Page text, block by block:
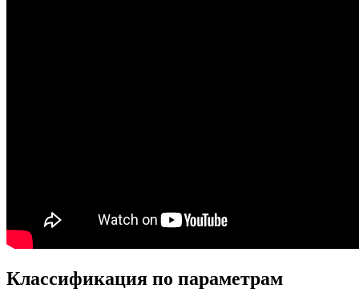
Классификация по параметрам